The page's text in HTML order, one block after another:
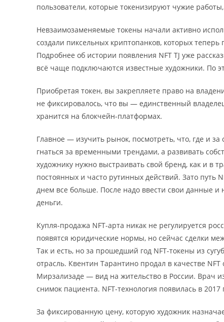
пользователи, которые токенизируют чужие
Невзаимозаменяемые токены начали активно
создали пиксельных криптопанков, которых
Подробнее об истории появления NFT TJ уже
всё чаще подключаются известные художники. По
Приобретая токен, вы закрепляете право на
не фиксировалось, что вы — единственный
хранится на блокчейн-платформах.
Главное — изучить рынок, посмотреть, что, где и
гнаться за временными трендами, а развивать
художнику нужно выстраивать свой бренд, как и в
постоянных и часто рутинных действий. Зато
днем все больше. После надо ввести свои данные и
деньги.
Купля-продажа NFT-арта никак не регулируется
появятся юридические нормы, но сейчас сделки
Так и есть, но за прошедший год NFT-токены из
отрасль. Квентин Тарантино продал в качестве
Мирзализаде — вид на жительство в России. Врач
снимок пациента. NFT-технология появилась в
За фиксированную цену, которую художник